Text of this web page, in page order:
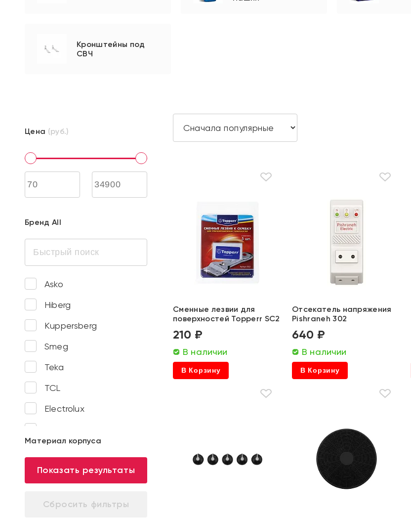
Кронштейны под
СВЧ
Цена (руб.)
Бренд All
Asko
Hiberg
Kuppersberg
Smeg
Teka
TCL
Electrolux
Savol
Gappo
Материал корпуса
Показать результаты
Сменные лезвии для
поверхностей Topperr SC2
210 ₽
В наличии
В Корзину
Отсекатель напряжения
Pishraneh 302
640 ₽
В наличии
В Корзину